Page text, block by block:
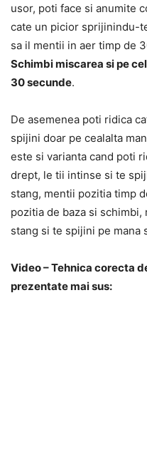
usor, poti face si anumite
cate un picior sprijinindu-
sa il mentii in aer timp de
Schimbi miscarea si pe
30 secunde.
De asemenea poti ridica
spijini doar pe cealalta
este si varianta cand poti
drept, le tii intinse si te
stang, mentii pozitia timp
pozitia de baza si
stang si te spijini pe mana
Video – Tehnica corecta
prezentate mai sus: